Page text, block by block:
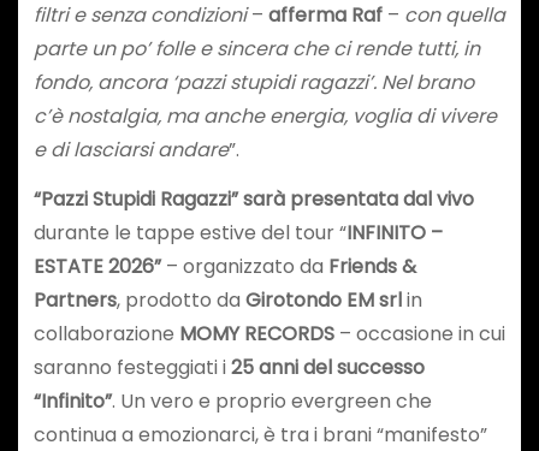
filtri e senza condizioni– afferma Raf– con quella
parte un po’ folle e sincera che ci rende tutti, in
fondo, ancora ‘pazzi stupidi ragazzi’. Nel brano
c’è nostalgia, ma anche energia, voglia di vivere
e di lasciarsi andare”.
“Pazzi Stupidi Ragazzi” sarà presentata dal vivo
durante le tappe estive del tour “INFINITO –
ESTATE 2026”– organizzato da Friends &
Partners, prodotto da Girotondo EM srlin
collaborazione MOMY RECORDS– occasione in cui
saranno festeggiati i25 anni del successo
“Infinito”. Un vero e proprio evergreen che
continua a emozionarci, è tra i brani “manifesto”